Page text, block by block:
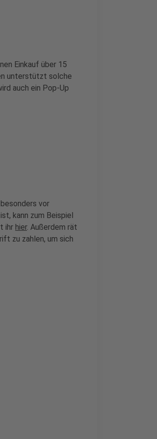
Einkauf über 15
unterstützt solche
auch ein Pop-Up
vor
kann zum Beispiel
ihr hier. Außerdem rät
zu zahlen, um sich